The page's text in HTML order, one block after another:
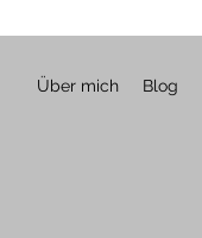
Über mich Blog